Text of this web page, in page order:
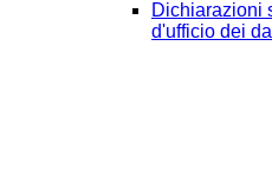
Dichiarazioni
d'ufficio dei